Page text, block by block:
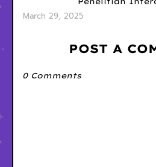
March 29, 2025
POST A
0 Comments